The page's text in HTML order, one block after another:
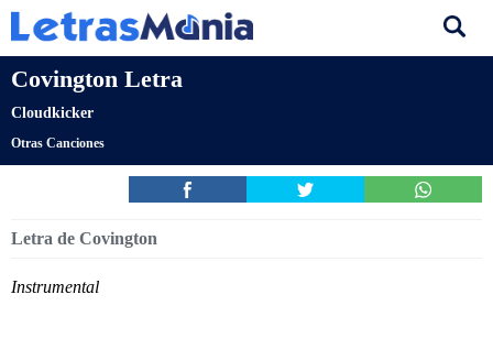
Covington Letra
Cloudkicker
Otras Canciones
Letra de Covington
Instrumental